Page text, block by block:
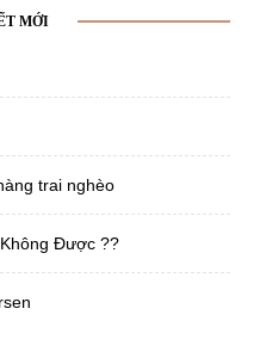
MỚI
trai nghèo
Được ??